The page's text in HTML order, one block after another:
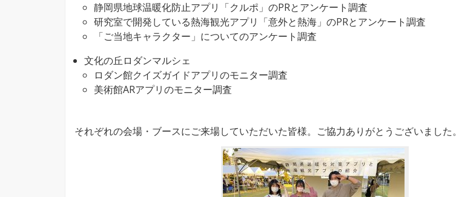
テ
ィ
ロ
ダ
マ
ル
シ
静岡県地球温暖化防止アプリ「クルポ」のPRとアンケート調査
研究室で開発している熱海観光アプリ「意外と熱海」のPRとアンケート調査
「ご当地キャラクター」についてのアンケート調査
文化の丘ロダンマルシェ
ロダン館クイズガイドアプリのモニター調査
美術館ARアプリのモニター調査
それぞれの会場・ブースにご来場していただいた皆様。ご協力ありがとうございました。